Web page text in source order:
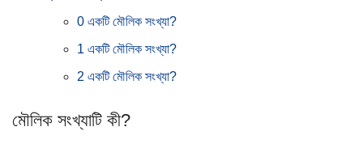
0 একটি মৌলিক সংখ্যা?
1 একটি মৌলিক সংখ্যা?
2 একটি মৌলিক সংখ্যা?
মৌলিক সংখ্যাটি কী?